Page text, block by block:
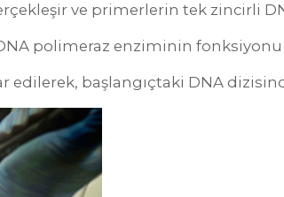
ve primerlerin tek zincirli
polimeraz enziminin
edilerek, başlangıçtaki DNA